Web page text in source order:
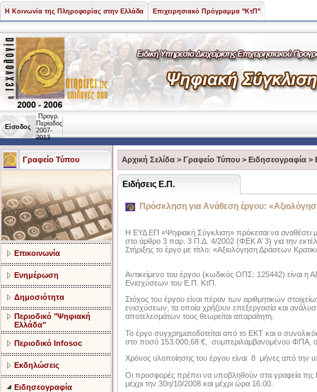
Η Κοινωνία της Πληροφορίας στην Ελλάδα Επιχειρησιακό Πρόγραμμα "ΚτΠ"
Είσοδος
Προγρ.
Περίοδος
2007-
2013
Γραφείο Τύπου
Επικοινωνία
Ενημέρωση
Δημοσιότητα
Περιοδικό "Ψηφιακή
Ελλάδα"
Περιοδικό Infosoc
Εκδηλώσεις
Ειδησεογραφία
Αρχική Σελίδα > Γραφείο Τύπου > Ειδησεογραφία >
Ειδήσεις Ε.Π.
Πρόσκληση για Ανάθεση έργου:
Η ΕΥΔ ΕΠ «Ψηφιακή Σύγκλιση» πρόκειται να αναθέσει
στο άρθρο 3 παρ. 3 Π.Δ. 4/2002 (ΦΕΚ Α’ 3) για την
Στήριξης το έργο με τίτλο: «Αξιολόγηση Δράσεων
Αντικείμενο του έργου (κωδικός ΟΠΣ: 125442) είναι η
Ενισχύσεων του Ε.Π. ΚτΠ.
Στόχος του έργου είναι πέραν των αριθμητικών
ενισχύσεων, τα οποία χρήζουν επεξεργασία και
αποτελεσμάτων τους θεωρείται απαραίτητη.
Το έργο συγχρηματοδοτείται από το ΕΚΤ και ο
στο ποσό 153.000,68 €, συμπεριλαμβανομένου ΦΠΑ, ο
Χρόνος υλοποίησης του έργου είναι 8 μήνες από την
Οι προσφορές πρέπει να υποβληθούν στα γραφεία
μέχρι την 30η/10/2008 και μέχρι ώρα 16.00.